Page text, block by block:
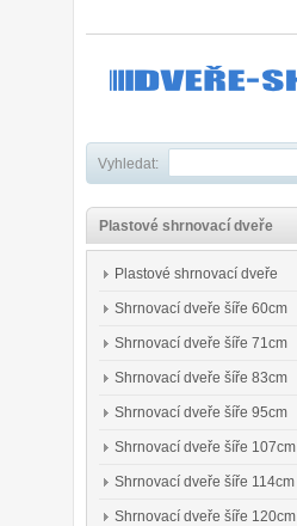
Vyhledat:
Plastové shrnovací dveře
Plastové shrnovací dveře
Shrnovací dveře šíře 60cm
Shrnovací dveře šíře 71cm
Shrnovací dveře šíře 83cm
Shrnovací dveře šíře 95cm
Shrnovací dveře šíře 107cm
Shrnovací dveře šíře 114cm
Shrnovací dveře šíře 120cm